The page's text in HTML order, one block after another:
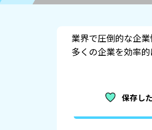
業界で圧倒的な企
多くの企業を効率
保存し